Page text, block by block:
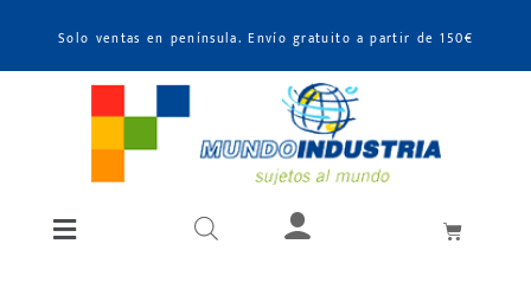
Solo ventas en península. Envío gratuito a partir de 150€